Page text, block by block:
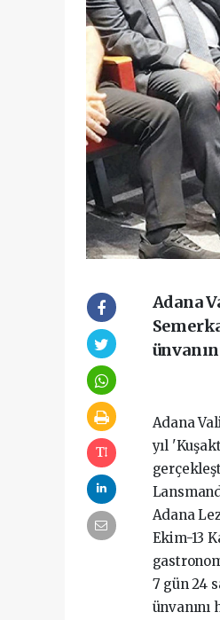
Adana
Adana
yıl
Adana
Ekim-13
7 gün 24
ünvanını